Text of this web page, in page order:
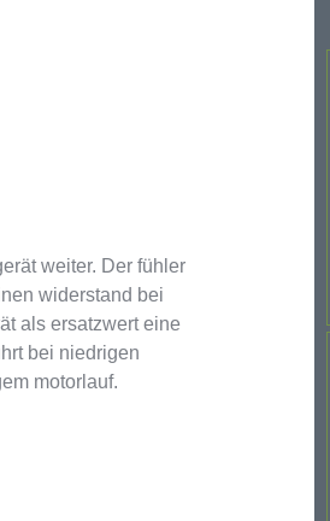
weiter. Der fühler
widerstand bei
als ersatzwert eine
bei niedrigen
motorlauf.